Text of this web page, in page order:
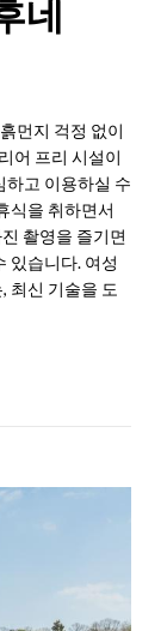
네
먼지 걱정 없이
어 프리 시설이
하고 이용하실 수
식을 취하면서
촬영을 즐기면
있습니다. 여성
최신 기술을 도